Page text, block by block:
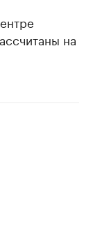
на